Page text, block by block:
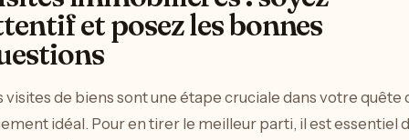
et posez les bonnes
visites de biens sont une étape cruciale dans votre quête
idéal. Pour en tirer le meilleur parti, il est essentiel